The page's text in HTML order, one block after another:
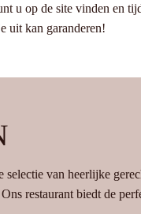
u op de site vinden en
uit kan garanderen!
van heerlijke
restaurant biedt de